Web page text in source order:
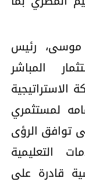
موسى، رئیس
المباشر
الاستراتیجیة
لمستثمري
توافق الرؤى
التعلیمیة
قادرة على